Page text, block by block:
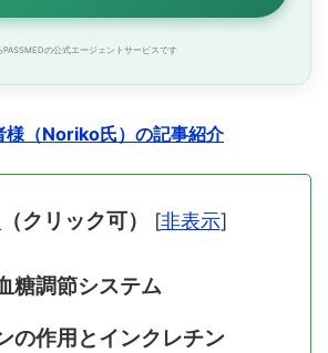
の公式エージェントサービスです
様（Noriko氏）の記事紹介
クリック可） [非表示]
糖調節システム
の作用とインクレチン